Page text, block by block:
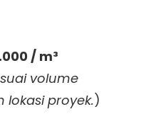
/ m³
volume
lokasi proyek.)